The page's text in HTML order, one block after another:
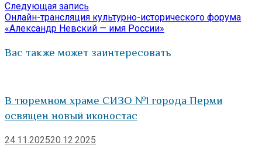
записям
Следующая запись
запись:
Онлайн-трансляция культурно-исторического форума
«Александр Невский — имя России»
Вас также может заинтересовать
В тюремном храме СИЗО №1 города Перми
освящен новый иконостас
24.11.202520.12.2025